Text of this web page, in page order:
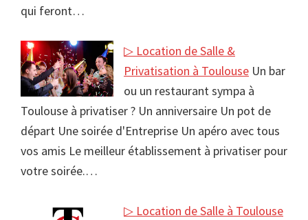
qui feront…
▷ Location de Salle &
Privatisation à Toulouse Un bar
ou un restaurant sympa à
Toulouse à privatiser ? Un anniversaire Un pot de
départ Une soirée d'Entreprise Un apéro avec tous
vos amis Le meilleur établissement à privatiser pour
votre soirée.…
▷ Location de Salle à Toulouse